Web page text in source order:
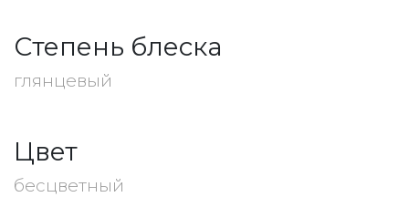
Степень блеска
глянцевый
Цвет
бесцветный